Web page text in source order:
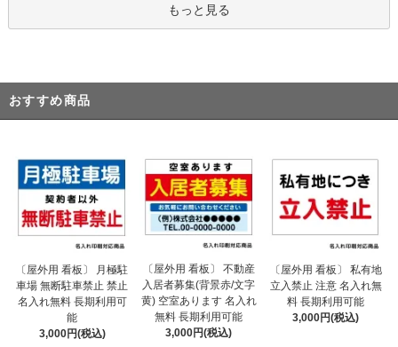
もっと見る
おすすめ商品
〔屋外用 看板〕 月極駐
車場 無断駐車禁止 禁止
名入れ無料 長期利用可
能
3,000円(税込)
〔屋外用 看板〕 不動産
入居者募集(背景赤/文字
黄) 空室あります 名入れ
無料 長期利用可能
3,000円(税込)
〔屋外用 看板〕 私有地
立入禁止 注意 名入れ無
料 長期利用可能
3,000円(税込)